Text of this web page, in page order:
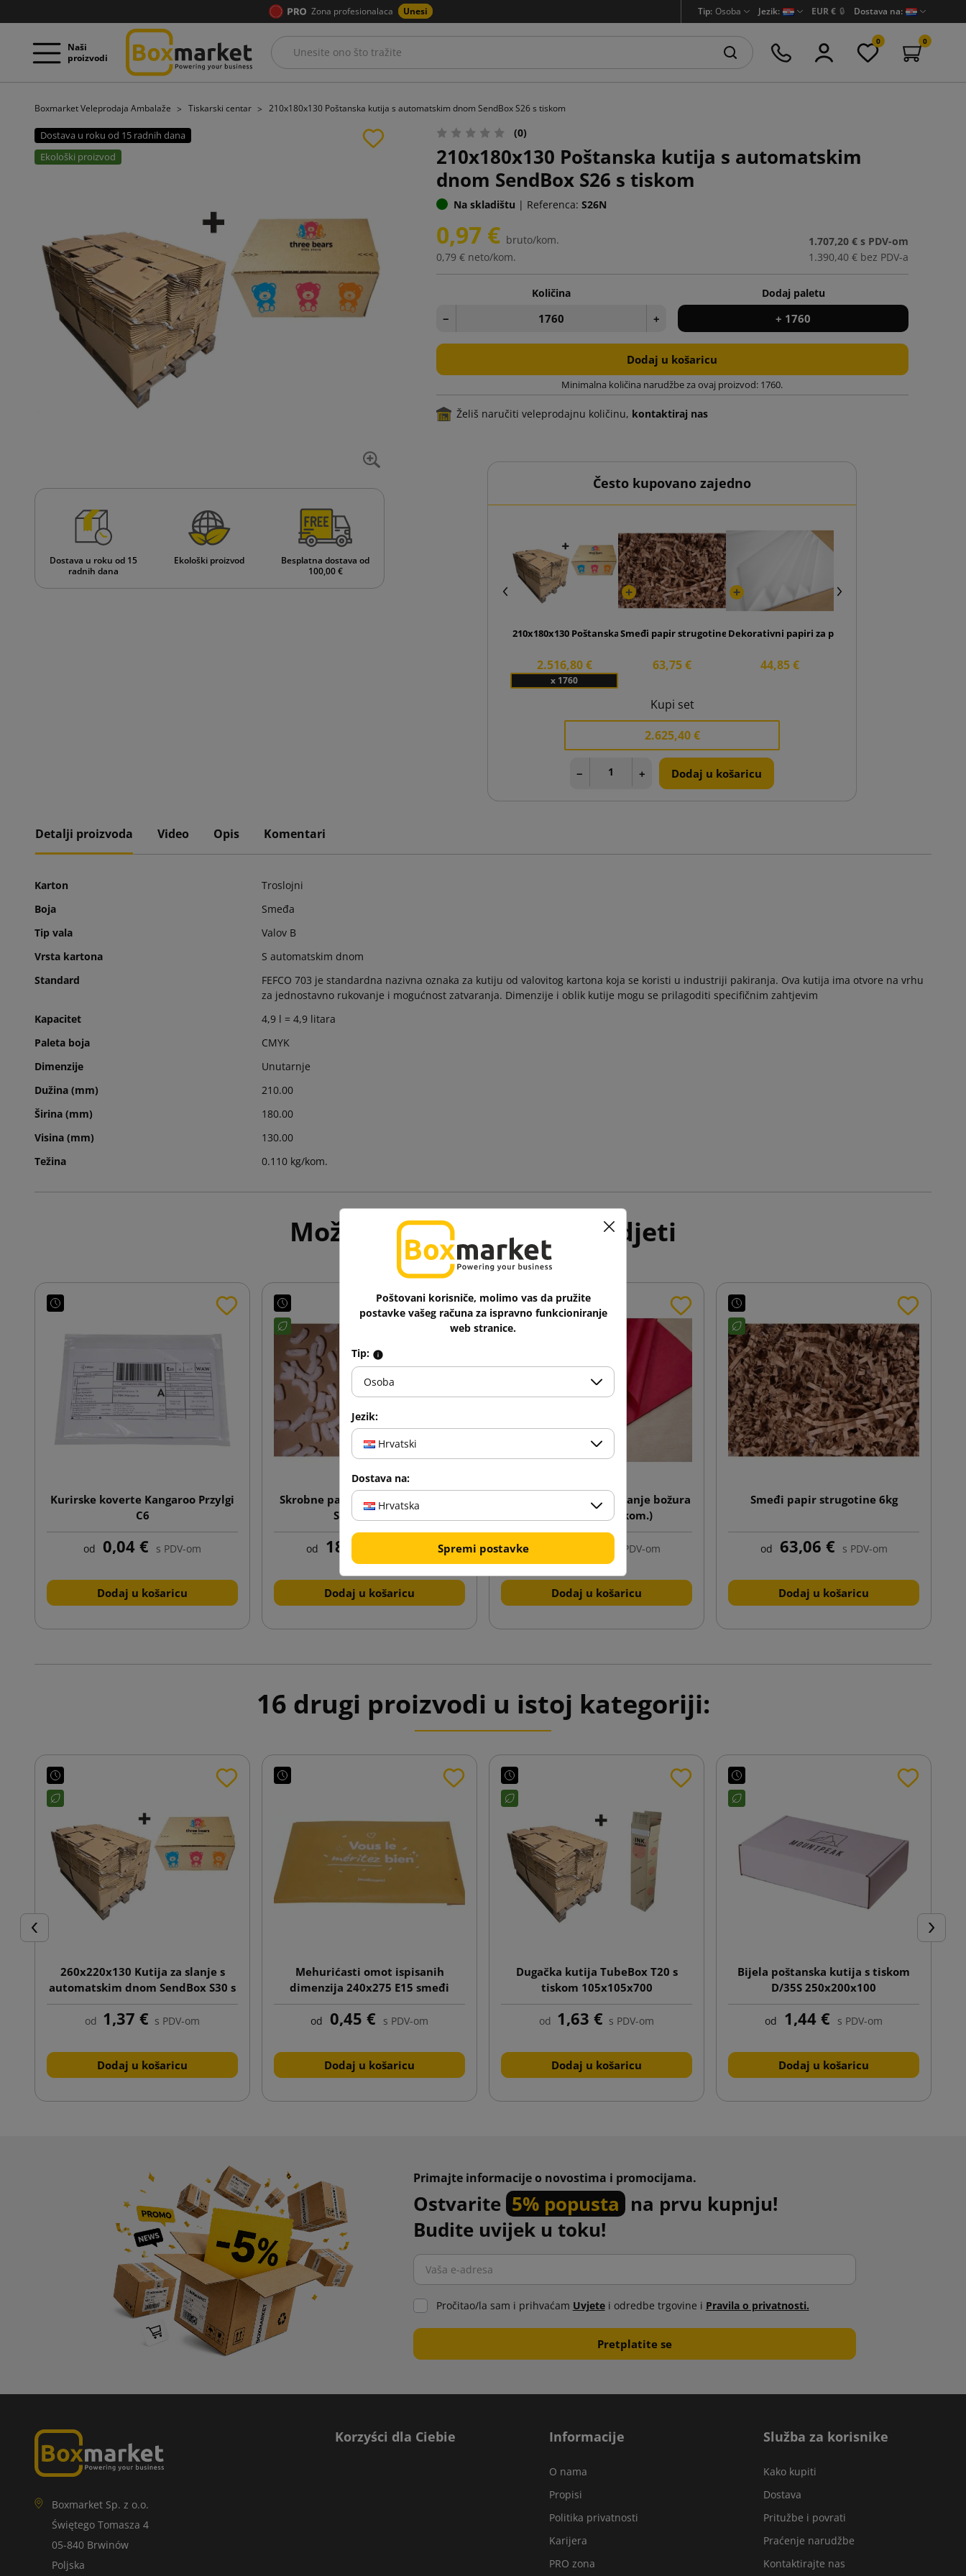
Zona profesionalaca Unesi Tip: Osoba Jezik: EUR € 🔒 Dostava na:
Naši
proizvodi
0 0
Boxmarket Veleprodaja Ambalaže Tiskarski centar 210x180x130 Poštanska kutija s automatskim dnom SendBox S26 s tiskom
Dostava u roku od 15 radnih dana
Ekološki proizvod
Dostava u roku od 15
radnih dana
Ekološki proizvod
Besplatna dostava od
100,00 €
(0)
210x180x130 Poštanska kutija s automatskim
dnom SendBox S26 s tiskom
Na skladištu | Referenca: S26N
0,97 € bruto/kom.
0,79 € neto/kom.
1.707,20 € s PDV-om
1.390,40 € bez PDV-a
Količina
− +
Dodaj paletu
+ 1760
Dodaj u košaricu
Minimalna količina narudžbe za ovaj proizvod: 1760.
Želiš naručiti veleprodajnu količinu, kontaktiraj nas
Često kupovano zajedno
210x180x130 Poštanska kutija s automatskim dnom SendBox S26 s tiskom
2.516,80 €
x 1760
Smeđi papir strugotine 6kg
63,75 €
Dekorativni papiri za pakiranje bijeli (pakiranje
44,85 €
Kupi set
2.625,40 €
− + Dodaj u košaricu
Detalji proizvoda Video Opis Komentari
Karton
Troslojni
Boja
Smeđa
Tip vala
Valov B
Vrsta kartona
S automatskim dnom
Standard
FEFCO 703 je standardna nazivna oznaka za kutiju od valovitog kartona koja se koristi u industriji pakiranja. Ova kutija ima otvore na vrhu
za jednostavno rukovanje i mogućnost zatvaranja. Dimenzije i oblik kutije mogu se prilagoditi specifičnim zahtjevim
Kapacitet
4,9 l = 4,9 litara
Paleta boja
CMYK
Dimenzije
Unutarnje
Dužina (mm)
210.00
Širina (mm)
180.00
Visina (mm)
130.00
Težina
0.110 kg/kom.
Možda će Vam se i ovo svidjeti
Kurirske koverte Kangaroo Przylgi
C6
od 0,04 € s PDV-om
Dodaj u košaricu
Skrobne pakirne pjenice (noodle)
Skropak 200L
od 18,43 €
Dodaj u košaricu
Ukrasni papiri za pakiranje božura
(pakiranje 240 kom.)
s PDV-om
Dodaj u košaricu
Smeđi papir strugotine 6kg
od 63,06 € s PDV-om
Dodaj u košaricu
16 drugi proizvodi u istoj kategoriji:
Prije Dalje
260x220x130 Kutija za slanje s
automatskim dnom SendBox S30 s
tiskom
od 1,37 € s PDV-om
Dodaj u košaricu
Mehurićasti omot ispisanih
dimenzija 240x275 E15 smeđi
od 0,45 € s PDV-om
Dodaj u košaricu
Dugačka kutija TubeBox T20 s
tiskom 105x105x700
od 1,63 € s PDV-om
Dodaj u košaricu
Bijela poštanska kutija s tiskom
D/35S 250x200x100
od 1,44 € s PDV-om
Dodaj u košaricu
Primajte informacije o novostima i promocijama.
Ostvarite 5% popusta na prvu kupnju!
Budite uvijek u toku!
Pročitao/la sam i prihvaćam Uvjetei odredbe trgovine i Pravila o privatnosti.
Boxmarket Sp. z o.o.
Świętego Tomasza 4
05-840 Brwinów
Poljska
Korzyści dla Ciebie Informacije
O nama
Propisi
Politika privatnosti
Karijera
PRO zona
Služba za korisnike
Kako kupiti
Dostava
Pritužbe i povrati
Praćenje narudžbe
Kontaktirajte nas
Poštovani korisniče, molimo vas da pružite
postavke vašeg računa za ispravno funkcioniranje
web stranice.
Tip:
Osoba
Jezik:
Hrvatski
Dostava na:
Hrvatska
Spremi postavke